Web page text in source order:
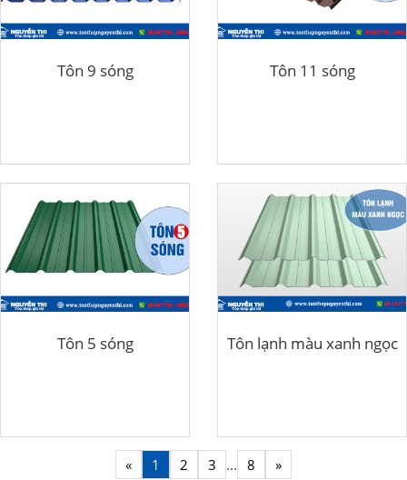
Tôn 9 sóng Tôn 11 sóng
Tôn 5 sóng Tôn lạnh màu xanh ngọc
« 1 2 3 ... 8 »